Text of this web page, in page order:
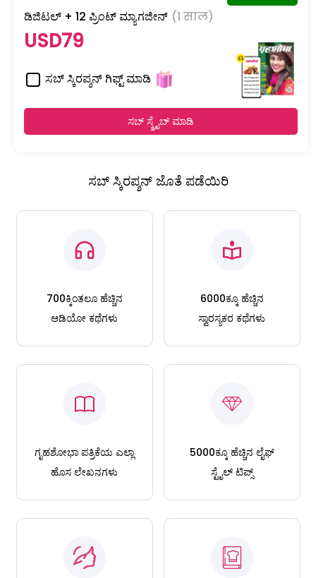
ಡಿಜಿಟಲ್ + 12 ಪ್ರಿಂಟ್ ಮ್ಯಾಗಜೀನ್ (1 साल)
USD79
ಸಬ್ ಸ್ಕಿರಪ್ಶನ್ ಗಿಫ್ಟ್ ಮಾಡಿ
ಸಬ್ ಸ್ಕ್ರೈಬ್ ಮಾಡಿ
ಸಬ್ ಸ್ಕಿರಪ್ಶನ್ ಜೊತೆ ಪಡೆಯಿರಿ
700ಕ್ಕಿಂತಲೂ ಹೆಚ್ಚಿನ
ಆಡಿಯೋ ಕಥೆಗಳು
6000ಕ್ಕೂ ಹೆಚ್ಚಿನ
ಸ್ವಾರಸ್ಯಕರ ಕಥೆಗಳು
ಗೃಹಶೋಭಾ ಪತ್ರಿಕೆಯ ಎಲ್ಲಾ
ಹೊಸ ಲೇಖನಗಳು
5000ಕ್ಕೂ ಹೆಚ್ಚಿನ ಲೈಫ್
ಸ್ಟೈಲ್ ಟಿಪ್ಸ್